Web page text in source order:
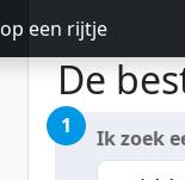
op een rijtje
De
1 Ik zoek